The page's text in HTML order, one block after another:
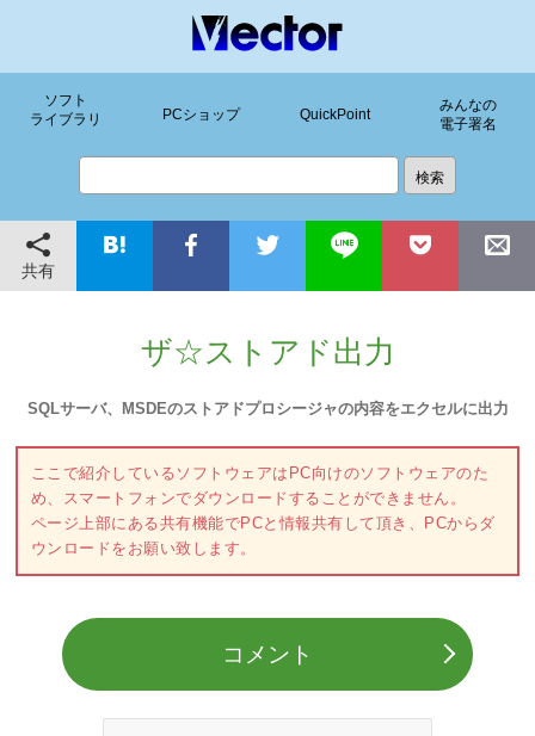
ソフト
ライブラリ
PCショップ QuickPoint
みんなの
電子署名
共有
ザ☆ストアド出力
SQLサーバ、MSDEのストアドプロシージャの内容をエクセルに出力
ここで紹介しているソフトウェアはPC向けのソフトウェアのた
め、スマートフォンでダウンロードすることができません。
ページ上部にある共有機能でPCと情報共有して頂き、PCからダ
ウンロードをお願い致します。
コメント